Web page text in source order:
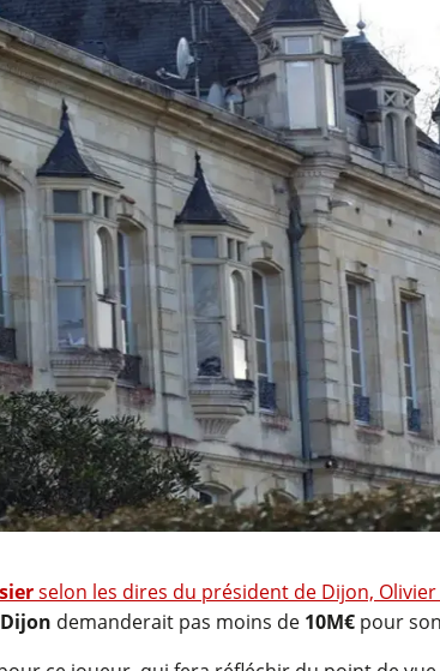
selon les dires du président de Dijon,
Dijon demanderait pas moins de 10M€ pour